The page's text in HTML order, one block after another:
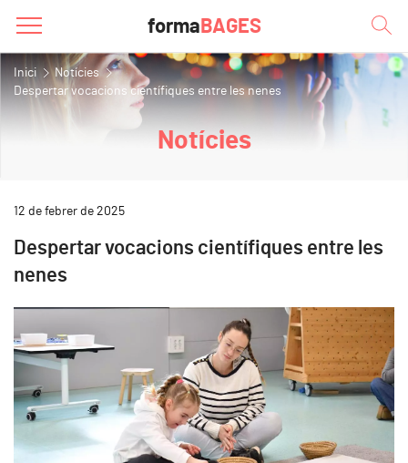
forma BAGES
Inici
Notícies
Despertar vocacions científiques entre les nenes
Notícies
12 de febrer de 2025
Despertar vocacions científiques entre les
nenes